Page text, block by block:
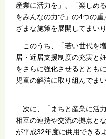
産業に活力を」、「楽しめ
をみんなの力で」の4つの
ざまな施策を展開してまいり
このうち、「若い世代を
居・近居支援制度の充実と
をさらに強化させるととも
児童の解消に取り組んでまい
次に、「まちと産業に活
相互の連携や交流の拠点と
が平成32年度に供用できる